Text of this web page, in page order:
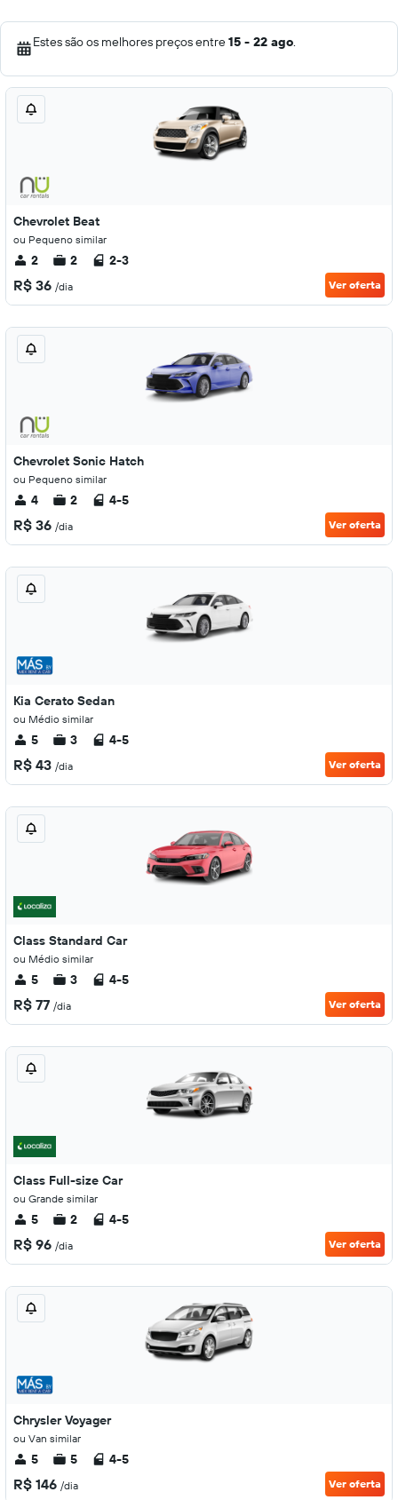
Estes são os melhores preços entre15 - 22 ago.
Chevrolet Beat
ou Pequeno similar
2 2 2-3
R$ 36 /dia Ver oferta
Chevrolet Sonic Hatch
ou Pequeno similar
4 2 4-5
R$ 36 /dia Ver oferta
Kia Cerato Sedan
ou Médio similar
5 3 4-5
R$ 43 /dia Ver oferta
Class Standard Car
ou Médio similar
5 3 4-5
R$ 77 /dia Ver oferta
Class Full-size Car
ou Grande similar
5 2 4-5
R$ 96 /dia Ver oferta
Chrysler Voyager
ou Van similar
5 5 4-5
R$ 146 /dia Ver oferta